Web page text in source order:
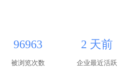
96963
被浏览次数
2 天前
企业最近活跃